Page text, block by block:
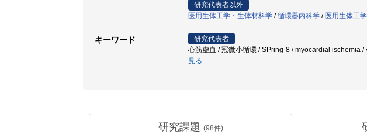
研究代表者以外
医用生体工学・生体材料学 /循環器内科学 / 医用生体工
キーワード
研究代表者
心筋虚血 / 冠微小循環 / SPring-8 / myocardial ischemia
見る
研究課題 (98件)